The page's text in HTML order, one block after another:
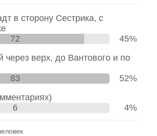
на ВО 10 линия 55
рядом магазин где можно купить и
купить плюшки и печеньки к чаю:)
МотоБратан
и наклеить на свой
режимом езды.
в сторону Сестрика, с
45%
72
через верх, до Вантового и по
52%
83
4%
6